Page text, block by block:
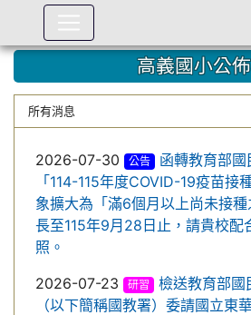
高義國小公
所有消息
2026-07-30 公告
函轉教育部
「114-115年度COVID-19疫苗接
象擴大為「滿6個月以上尚未接
長至115年9月28日止，請貴校配
照。
2026-07-23
研習
檢送教育部國
（以下簡稱國教署）委請國立東